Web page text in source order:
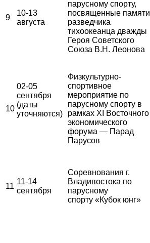
9
10-13
августа
парусному спорту,
посвященные памяти
разведчика
тихоокеанца дважды
Героя Советского
Союза В.Н. Леонова
10
02-05
сентября
(даты
уточняются)
Физкультурно-
спортивное
мероприятие по
парусному спорту в
рамках XI Восточного
экономического
форума — Парад
Парусов
11
11-14
сентября
Соревнования г.
Владивостока по
парусному
спорту «Кубок юнг»